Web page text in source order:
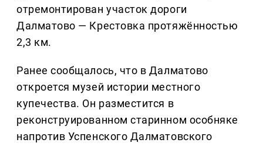
отремонтирован участок дороги
Далматово — Крестовка протяжённостью
2,3 км.
Ранее сообщалось, что в Далматово
откроется музей истории местного
купечества. Он разместится в
реконструированном старинном особняке
напротив Успенского Далматовского